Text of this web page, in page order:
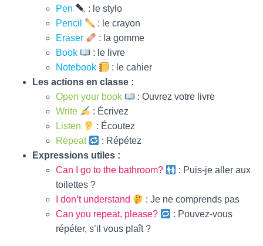
Pen
: le stylo
Pencil
: le crayon
Eraser
: la gomme
Book
: le livre
Notebook
: le cahier
Les actions en classe :
Open your book
: Ouvrez votre livre
Write
: Écrivez
Listen
: Écoutez
Repeat
: Répétez
Expressions utiles :
Can I go to the bathroom?
: Puis-je aller aux
toilettes ?
I don’t understand
: Je ne comprends pas
Can you repeat, please?
: Pouvez-vous
répéter, s’il vous plaît ?